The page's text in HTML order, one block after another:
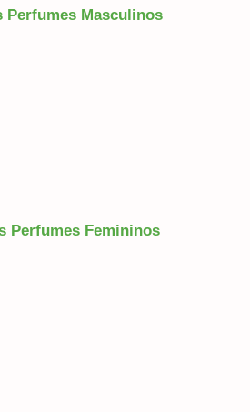
Perfumes Masculinos
Perfumes Femininos